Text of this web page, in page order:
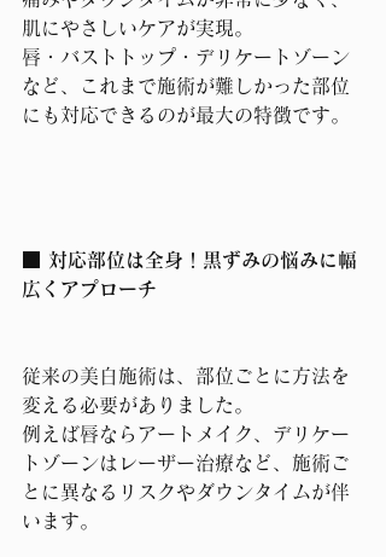
肌にやさしいケアが実現。
唇・バストトップ・デリケートゾーン
など、これまで施術が難しかった部位
にも対応できるのが最大の特徴です。
■ 対応部位は全身！黒ずみの悩みに幅
広くアプローチ
従来の美白施術は、部位ごとに方法を
変える必要がありました。
例えば唇ならアートメイク、デリケー
トゾーンはレーザー治療など、施術ご
とに異なるリスクやダウンタイムが伴
います。